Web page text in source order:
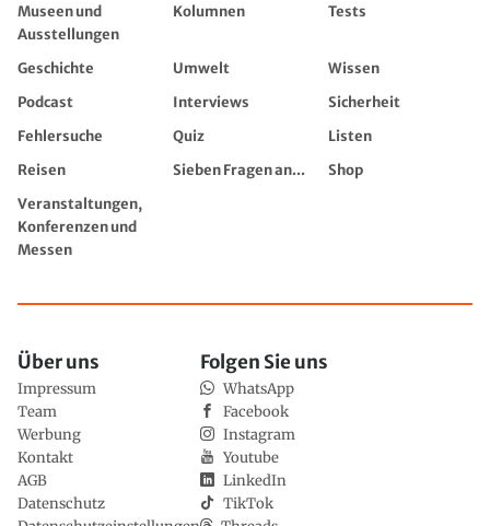
Museen und
Ausstellungen
Kolumnen Tests
Geschichte Umwelt
Wissen
Podcast
Interviews
Sicherheit
Fehlersuche
Quiz
Listen
Reisen
Sieben Fragen an...
Shop
Veranstaltungen,
Konferenzen und
Messen
Über uns
Impressum
Team
Werbung
Kontakt
AGB
Datenschutz
Folgen Sie uns
WhatsApp
Facebook
Instagram
Youtube
LinkedIn
TikTok